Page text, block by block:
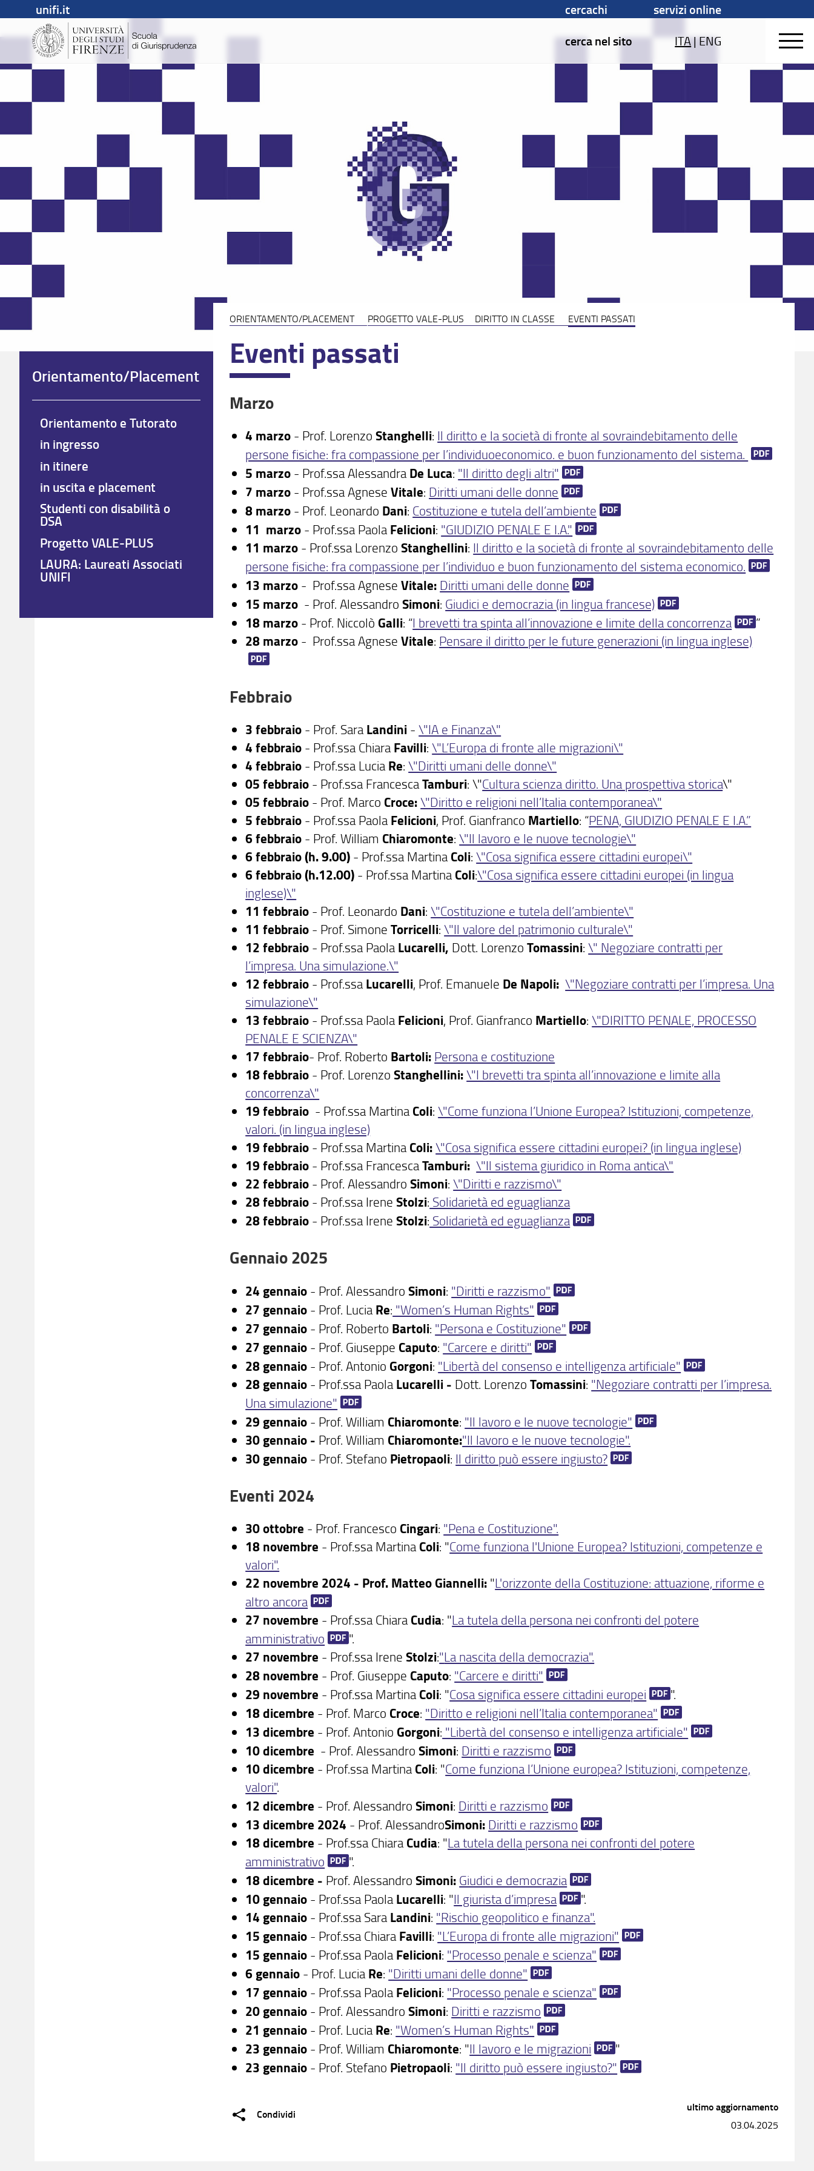
unifi.it cercachi
servizi online
cerca nel sito
ITA|ENG
ORIENTAMENTO/PLACEMENT PROGETTO VALE-PLUS DIRITTO IN CLASSE EVENTI PASSATI
Eventi passati
Marzo
4 marzo - Prof. LorenzoStanghelli: Il diritto e la società di fronte al sovraindebitamento delle
persone fisiche: fra compassione per l’individuoeconomico. e buon funzionamento del sistema.
5 marzo - Prof.ssa Alessandra De Luca: "Il diritto degli altri"
7 marzo - Prof.ssa AgneseVitale: Diritti umani delle donne
8 marzo - Prof. Leonardo Dani: Costituzione e tutela dell’ambiente
11 marzo - Prof.ssa Paola Felicioni: "GIUDIZIO PENALE E I.A."
11 marzo - Prof.ssa LorenzoStanghellini: Il diritto e la società di fronte al sovraindebitamento delle
persone fisiche: fra compassione per l’individuo e buon funzionamento del sistema economico.
13 marzo - Prof.ssa AgneseVitale: Diritti umani delle donne
15 marzo - Prof. AlessandroSimoni: Giudici e democrazia (in lingua francese)
18 marzo - Prof. Niccolò Galli: “I brevetti tra spinta all’innovazione e limite della concorrenza ”
28 marzo - Prof.ssa AgneseVitale: Pensare il diritto per le future generazioni (in lingua inglese)
Febbraio
3 febbraio - Prof. Sara Landini -\"IA e Finanza\"
4 febbraio - Prof.ssa Chiara Favilli:\"L’Europa di fronte alle migrazioni\"
4 febbraio - Prof.ssa Lucia Re:\"Diritti umani delle donne\"
05 febbraio - Prof.ssa FrancescaTamburi: \"Cultura scienza diritto. Una prospettiva storica\"
05 febbraio - Prof. Marco Croce:\"Diritto e religioni nell’Italia contemporanea\"
5 febbraio - Prof.ssa Paola Felicioni, Prof. Gianfranco Martiello: “PENA, GIUDIZIO PENALE E I.A.”
6 febbraio - Prof. William Chiaromonte:\"Il lavoro e le nuove tecnologie\"
6 febbraio (h. 9.00) - Prof.ssa Martina Coli:\"Cosa significa essere cittadini europei\"
6 febbraio (h.12.00) - Prof.ssa Martina Coli:\"Cosa significa essere cittadini europei (in lingua
inglese)\"
11 febbraio - Prof. Leonardo Dani:\"Costituzione e tutela dell’ambiente\"
11 febbraio - Prof. SimoneTorricelli:\"Il valore del patrimonio culturale\"
12 febbraio - Prof.ssa Paola Lucarelli, Dott. Lorenzo Tomassini:\" Negoziare contratti per
l’impresa. Una simulazione.\"
12 febbraio - Prof.ssa Lucarelli, Prof. Emanuele De Napoli: \"Negoziare contratti per l’impresa. Una
simulazione\"
13 febbraio - Prof.ssa Paola Felicioni, Prof. Gianfranco Martiello:\"DIRITTO PENALE, PROCESSO
PENALE E SCIENZA\"
17 febbraio- Prof. Roberto Bartoli: Persona e costituzione
18 febbraio - Prof. LorenzoStanghellini:\"I brevetti tra spinta all’innovazione e limite alla
concorrenza\"
19 febbraio - Prof.ssa Martina Coli:\"Come funziona l’Unione Europea? Istituzioni, competenze,
valori. (in lingua inglese)
19 febbraio - Prof.ssa Martina Coli:\"Cosa significa essere cittadini europei? (in lingua inglese)
19 febbraio - Prof.ssa FrancescaTamburi: \"Il sistema giuridico in Roma antica\"
22 febbraio - Prof. AlessandroSimoni:\"Diritti e razzismo\"
28 febbraio - Prof.ssa IreneStolzi: Solidarietà ed eguaglianza
28 febbraio - Prof.ssa IreneStolzi: Solidarietà ed eguaglianza
Gennaio 2025
24 gennaio - Prof. AlessandroSimoni: "Diritti e razzismo"
27 gennaio - Prof. Lucia Re: "Women’s Human Rights"
27 gennaio - Prof. Roberto Bartoli: "Persona e Costituzione"
27 gennaio - Prof. Giuseppe Caputo: "Carcere e diritti"
28 gennaio - Prof. Antonio Gorgoni: "Libertà del consenso e intelligenza artificiale"
28 gennaio - Prof.ssa Paola Lucarelli - Dott. Lorenzo Tomassini: "Negoziare contratti per l’impresa.
Una simulazione"
29 gennaio - Prof. William Chiaromonte: "Il lavoro e le nuove tecnologie"
30 gennaio - Prof. William Chiaromonte:"Il lavoro e le nuove tecnologie".
30 gennaio - Prof. Stefano Pietropaoli: Il diritto può essere ingiusto?
Eventi 2024
30 ottobre - Prof. Francesco Cingari: "Pena e Costituzione".
18 novembre - Prof.ssa Martina Coli: "Come funziona l'Unione Europea? Istituzioni, competenze e
valori".
22 novembre 2024 - Prof. Matteo Giannelli: "L'orizzonte della Costituzione: attuazione, riforme e
altro ancora
27 novembre - Prof.ssa Chiara Cudia: "La tutela della persona nei confronti del potere
amministrativo
".
27 novembre - Prof.ssa IreneStolzi:"La nascita della democrazia".
28 novembre - Prof. Giuseppe Caputo: "Carcere e diritti"
29 novembre - Prof.ssa Martina Coli: "Cosa significa essere cittadini europei ".
18 dicembre - Prof. Marco Croce: "Diritto e religioni nell’Italia contemporanea"
13 dicembre - Prof. Antonio Gorgoni: "Libertà del consenso e intelligenza artificiale"
10 dicembre - Prof. AlessandroSimoni: Diritti e razzismo
10 dicembre - Prof.ssa Martina Coli: "Come funziona l’Unione europea? Istituzioni, competenze,
valori".
12 dicembre - Prof. AlessandroSimoni: Diritti e razzismo
13 dicembre 2024 - Prof. AlessandroSimoni: Diritti e razzismo
18 dicembre - Prof.ssa Chiara Cudia: "La tutela della persona nei confronti del potere
amministrativo
".
18 dicembre - Prof. AlessandroSimoni: Giudici e democrazia
10 gennaio - Prof.ssa Paola Lucarelli: "Il giurista d’impresa ".
14 gennaio - Prof.ssa Sara Landini: "Rischio geopolitico e finanza".
15 gennaio - Prof.ssa Chiara Favilli: "L’Europa di fronte alle migrazioni"
15 gennaio - Prof.ssa Paola Felicioni: "Processo penale e scienza"
6 gennaio - Prof. Lucia Re: "Diritti umani delle donne"
17 gennaio - Prof.ssa Paola Felicioni: "Processo penale e scienza"
20 gennaio - Prof. AlessandroSimoni: Diritti e razzismo
21 gennaio - Prof. Lucia Re: "Women’s Human Rights"
23 gennaio - Prof. William Chiaromonte: "Il lavoro e le migrazioni "
23 gennaio - Prof. Stefano Pietropaoli: "Il diritto può essere ingiusto?"
Condividi
Orientamento/Placement
Orientamento e Tutorato
in ingresso
in itinere
in uscita e placement
Studenti con disabilità o
DSA
Progetto VALE-PLUS
LAURA: Laureati Associati
UNIFI
ultimo aggiornamento
03.04.2025